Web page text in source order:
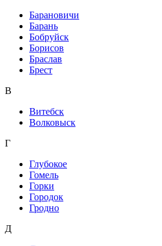
Барановичи
Барань
Бобруйск
Борисов
Браслав
Брест
В
Витебск
Волковыск
Г
Глубокое
Гомель
Горки
Городок
Гродно
Д